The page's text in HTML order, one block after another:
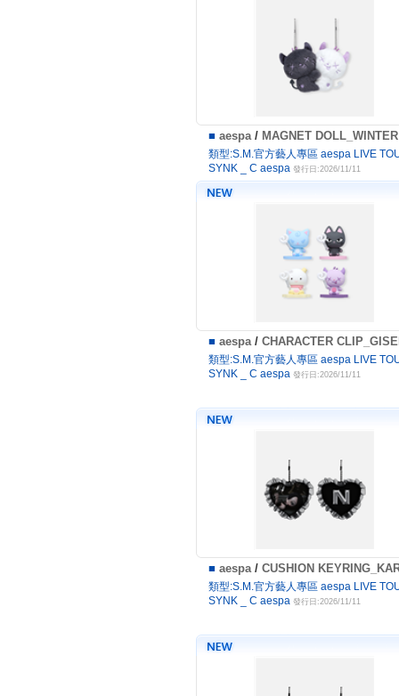
■ aespa/ MAGNET DOLL_WINTER
類型:S.M.官方藝人專區 aespa LIVE
SYNK _ C aespa 發行日:2026/11/11
■ aespa/ CHARACTER
類型:S.M.官方藝人專區 aespa LIVE
SYNK _ C aespa 發行日:2026/11/11
■ aespa/ CUSHION
類型:S.M.官方藝人專區 aespa LIVE
SYNK _ C aespa 發行日:2026/11/11